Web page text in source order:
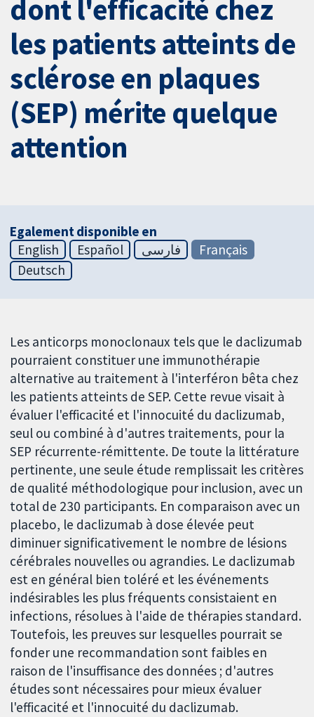
dont l'efficacité chez
les patients atteints de
sclérose en plaques
(SEP) mérite quelque
attention
Egalement disponible en
English
Español فارسی
Français
Deutsch
Les anticorps monoclonaux tels que le daclizumab
pourraient constituer une immunothérapie
alternative au traitement à l'interféron bêta chez
les patients atteints de SEP. Cette revue visait à
évaluer l'efficacité et l'innocuité du daclizumab,
seul ou combiné à d'autres traitements, pour la
SEP récurrente-rémittente. De toute la littérature
pertinente, une seule étude remplissait les critères
de qualité méthodologique pour inclusion, avec un
total de 230 participants. En comparaison avec un
placebo, le daclizumab à dose élevée peut
diminuer significativement le nombre de lésions
cérébrales nouvelles ou agrandies. Le daclizumab
est en général bien toléré et les événements
indésirables les plus fréquents consistaient en
infections, résolues à l'aide de thérapies standard.
Toutefois, les preuves sur lesquelles pourrait se
fonder une recommandation sont faibles en
raison de l'insuffisance des données ; d'autres
études sont nécessaires pour mieux évaluer
l'efficacité et l'innocuité du daclizumab.